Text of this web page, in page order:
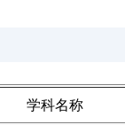
学科名称